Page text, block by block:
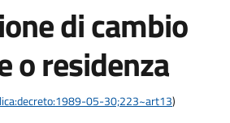
di cambio
o residenza
05-30;223~art13)